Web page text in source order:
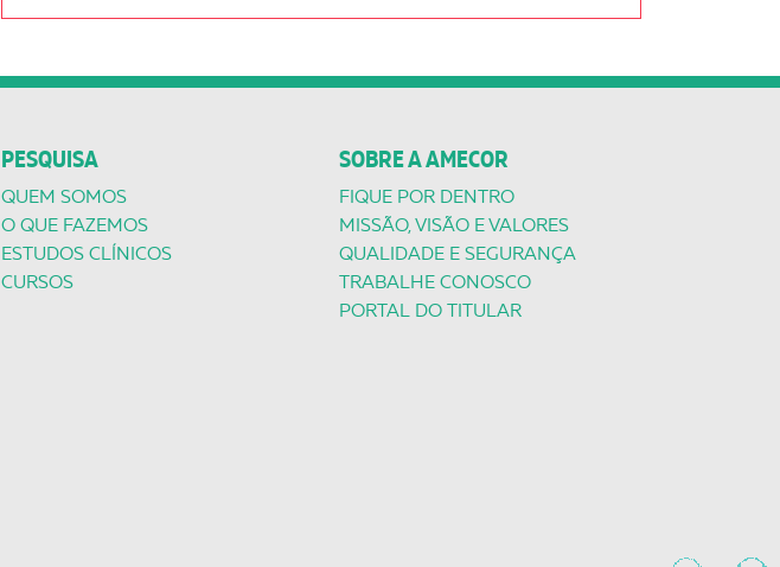
PESQUISA
QUEM SOMOS
O QUE FAZEMOS
ESTUDOS CLÍNICOS
CURSOS
SOBRE A AMECOR
FIQUE POR DENTRO
MISSÃO, VISÃO E VALORES
QUALIDADE E SEGURANÇA
TRABALHE CONOSCO
PORTAL DO TITULAR